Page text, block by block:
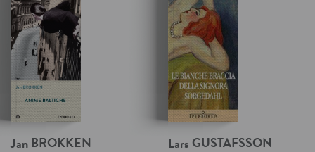
Jan BROKKEN
Lars GUSTAFSSON